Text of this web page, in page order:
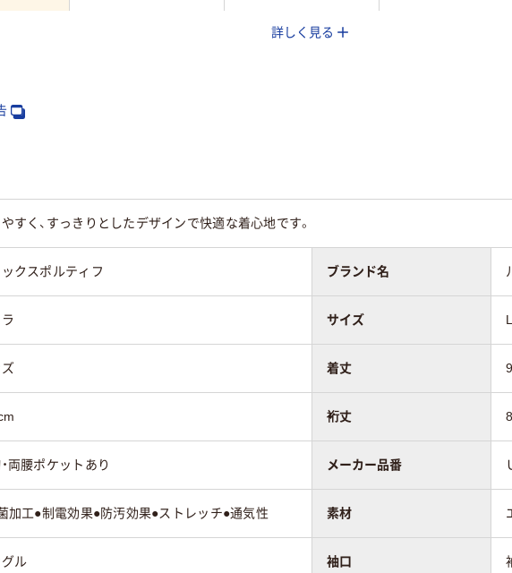
詳しく見る
すく、すっきりとしたデザインで快適な着心地です。
クスポルティフ ブランド名
サイズ L
着丈
裄丈
両腰ポケットあり メーカー品番
加工●制電効果●防汚効果●ストレッチ●通気性 素材
ル 袖口